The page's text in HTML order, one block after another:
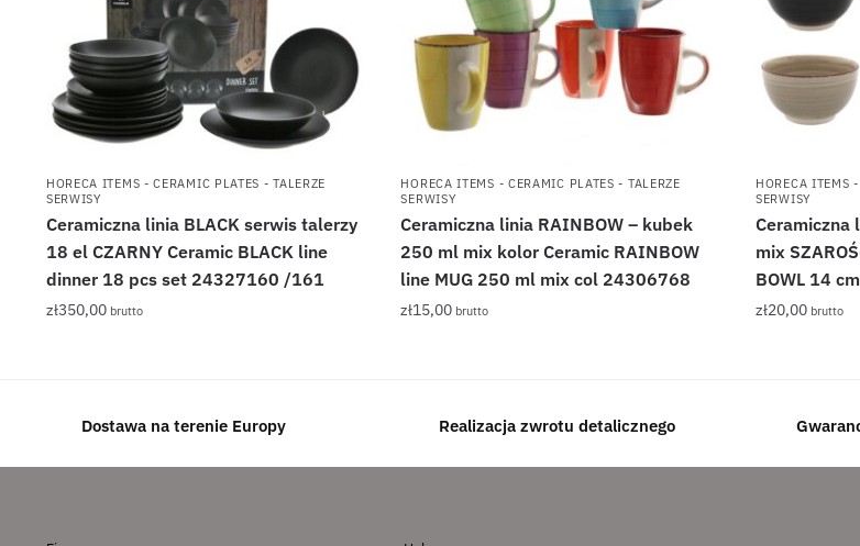
HORECA ITEMS - CERAMIC PLATES - TALERZE
SERWISY
Ceramiczna linia BLACK serwis talerzy
18 el CZARNY Ceramic BLACK line
dinner 18 pcs set 24327160 /161
zł350,00 brutto
HORECA ITEMS - CERAMIC PLATES - TALERZE
SERWISY
Ceramiczna linia RAINBOW – kubek
250 ml mix kolor Ceramic RAINBOW
line MUG 250 ml mix col 24306768
zł15,00 brutto
HORECA ITEMS
SERWISY
Ceramiczna
mix
BOWL 14
zł20,00 brutto
Dostawa na terenie Europy Realizacja zwrotu detalicznego